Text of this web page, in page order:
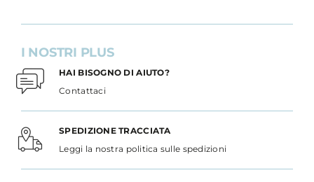
I NOSTRI PLUS
HAI BISOGNO DI AIUTO?
Contattaci
SPEDIZIONE TRACCIATA
Leggi la nostra politica sulle spedizioni